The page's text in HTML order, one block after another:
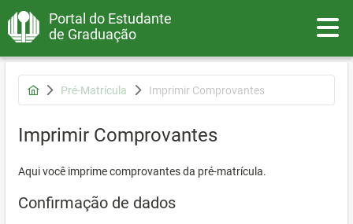
Portal do Estudante
de Graduação
Pré-Matrícula Imprimir Comprovantes
Imprimir Comprovantes
Aqui você imprime comprovantes da pré-matrícula.
Confirmação de dados